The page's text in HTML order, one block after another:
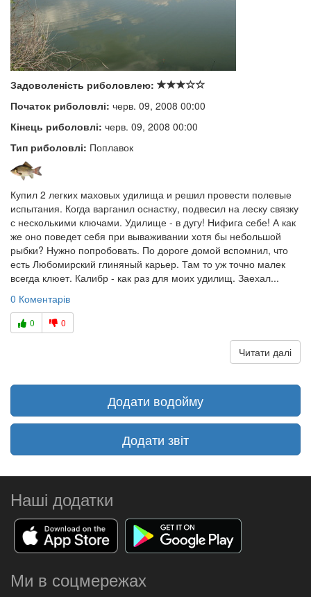
Задоволеність риболовлею:
Початок риболовлі: черв. 09, 2008 00:00
Кінець риболовлі: черв. 09, 2008 00:00
Тип риболовлі: Поплавок
Купил 2 легких маховых удилища и решил провести полевые
испытания. Когда варганил оснастку, подвесил на леску связку
с несколькими ключами. Удилище - в дугу! Нифига себе! А как
же оно поведет себя при вываживании хотя бы небольшой
рыбки? Нужно попробовать. По дороге домой вспомнил, что
есть Любомирский глиняный карьер. Там то уж точно малек
всегда клюет. Калибр - как раз для моих удилищ. Заехал...
0 Коментарів
0 0
Читати далі
Додати водойму
Додати звіт
Наші додатки
Ми в соцмережах